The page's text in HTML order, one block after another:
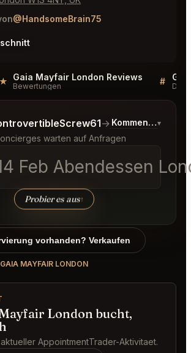
@HandsomeBrain75
★ Gaia Mayfair London Reviews
Bewertungen #
→ Kommentar zu
▾
warten auf Anfragen
Feb Abendessen
Probier es aus↑
etwas genauer, was du möchtest.
vorhanden? Verkaufen
GAIA MAYFAIR LONDON
London bucht,
AppointmentTrader-Aktivitaet.